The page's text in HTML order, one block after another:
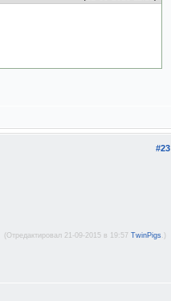
#23
(Отредактировал 21-09-2015 в 19:57 TwinPigs.)